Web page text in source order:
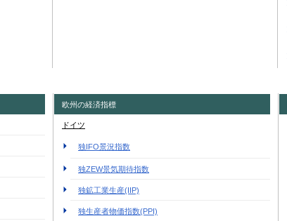
欧州の経済指標
ドイツ
独IFO景況指数
独ZEW景気期待指数
独鉱工業生産(IIP)
独生産者物価指数(PPI)